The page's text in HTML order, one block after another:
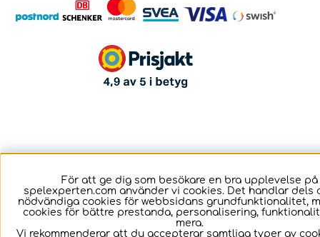
För att ge dig som besökare en bra upplevelse på
spelexperten.com använder vi cookies. Det handlar dels
nödvändiga cookies för webbsidans grundfunktionalitet,
cookies för bättre prestanda, personalisering,
mera.
Vi rekommenderar att du accepterar samtliga typer av